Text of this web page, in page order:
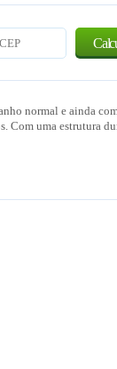
normal e ainda
Com uma estrutura